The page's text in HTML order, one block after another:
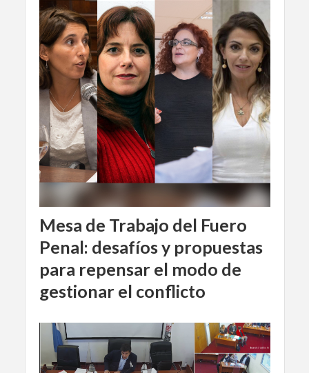
Mesa de Trabajo del Fuero
Penal: desafíos y propuestas
para repensar el modo de
gestionar el conflicto